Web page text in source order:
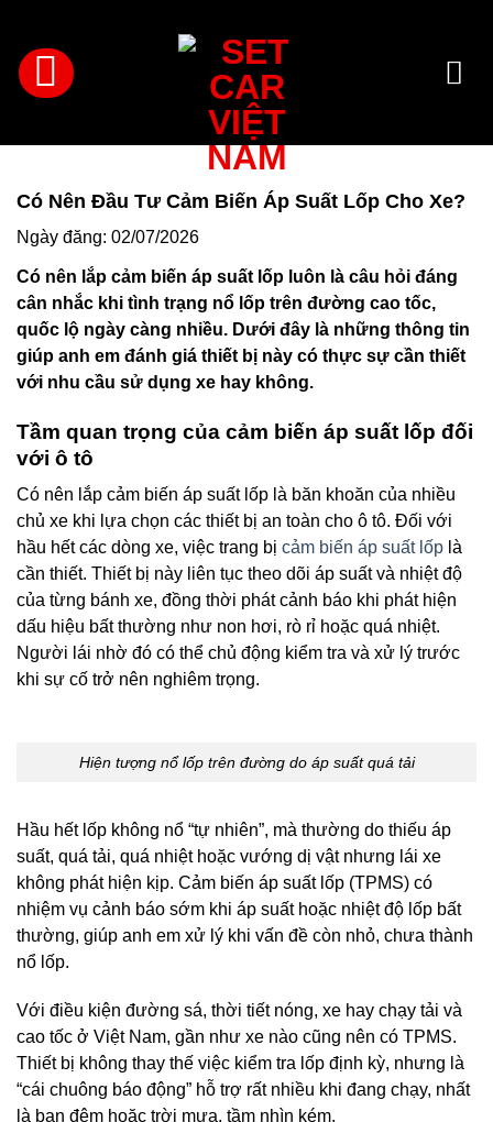
nội
dung
Có Nên Đầu Tư Cảm Biến Áp Suất Lốp Cho Xe?
Ngày đăng: 02/07/2026
Có nên lắp cảm biến áp suất lốp luôn là câu hỏi đáng
cân nhắc khi tình trạng nổ lốp trên đường cao tốc,
quốc lộ ngày càng nhiều. Dưới đây là những thông tin
giúp anh em đánh giá thiết bị này có thực sự cần thiết
với nhu cầu sử dụng xe hay không.
Tầm quan trọng của cảm biến áp suất lốp đối
với ô tô
Có nên lắp cảm biến áp suất lốp là băn khoăn của nhiều
chủ xe khi lựa chọn các thiết bị an toàn cho ô tô. Đối với
hầu hết các dòng xe, việc trang bị cảm biến áp suất lốp là
cần thiết. Thiết bị này liên tục theo dõi áp suất và nhiệt độ
của từng bánh xe, đồng thời phát cảnh báo khi phát hiện
dấu hiệu bất thường như non hơi, rò rỉ hoặc quá nhiệt.
Người lái nhờ đó có thể chủ động kiểm tra và xử lý trước
khi sự cố trở nên nghiêm trọng.
Hiện tượng nổ lốp trên đường do áp suất quá tải
Hầu hết lốp không nổ “tự nhiên”, mà thường do thiếu áp
suất, quá tải, quá nhiệt hoặc vướng dị vật nhưng lái xe
không phát hiện kịp. Cảm biến áp suất lốp (TPMS) có
nhiệm vụ cảnh báo sớm khi áp suất hoặc nhiệt độ lốp bất
thường, giúp anh em xử lý khi vấn đề còn nhỏ, chưa thành
nổ lốp.
Với điều kiện đường sá, thời tiết nóng, xe hay chạy tải và
cao tốc ở Việt Nam, gần như xe nào cũng nên có TPMS.
Thiết bị không thay thế việc kiểm tra lốp định kỳ, nhưng là
“cái chuông báo động” hỗ trợ rất nhiều khi đang chạy, nhất
là ban đêm hoặc trời mưa, tầm nhìn kém.